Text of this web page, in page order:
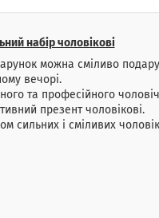
набір чоловікові
можна сміливо
вечорі.
та професійного
презент чоловікові.
сильних і сміливих